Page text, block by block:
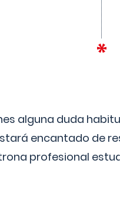
alguna duda
encantado de
profesional